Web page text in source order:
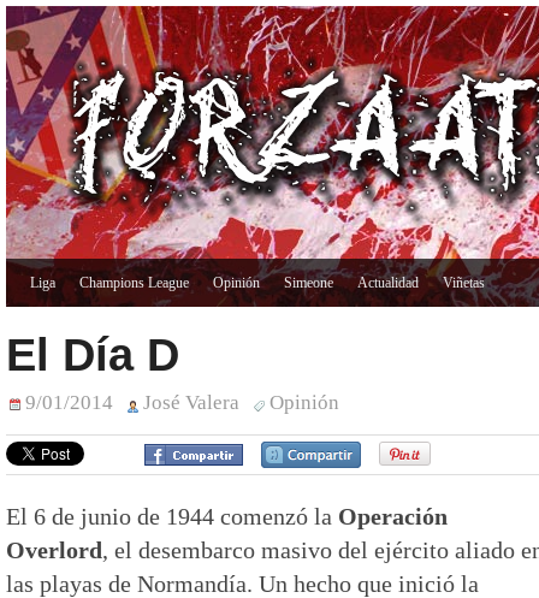
Liga Champions League Opinión Simeone Actualidad Viñetas
El Día D
9/01/2014 José Valera Opinión
El 6 de junio de 1944 comenzó la Operación
Overlord, el desembarco masivo del ejército aliado
las playas de Normandía. Un hecho que inició la